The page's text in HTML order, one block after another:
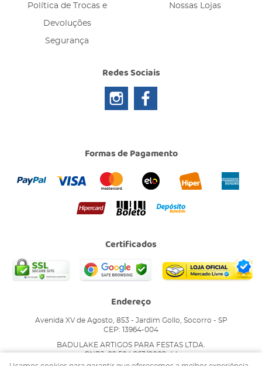
Política de Trocas e
Devoluções
Segurança
Nossas Lojas
Redes Sociais
Formas de Pagamento
Certificados
Endereço
Avenida XV de Agosto, 853- Jardim Gollo, Socorro - SP
CEP: 13964-004
BADULAKE ARTIGOS PARA FESTAS LTDA.
CNPJ: 02.504.263/0002-44